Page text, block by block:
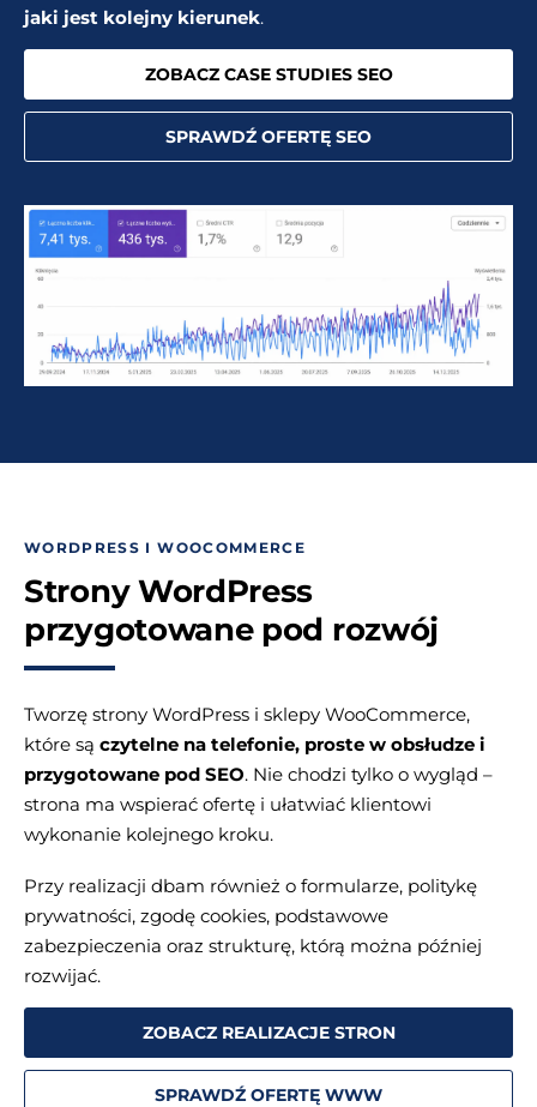
jaki jest kolejny kierunek.
ZOBACZ CASE STUDIES SEO
SPRAWDŹ OFERTĘ SEO
WORDPRESS I WOOCOMMERCE
Strony WordPress
przygotowane pod rozwój
Tworzę strony WordPress i sklepy WooCommerce,
które są czytelne na telefonie, proste w obsłudze i
przygotowane pod SEO. Nie chodzi tylko o wygląd –
strona ma wspierać ofertę i ułatwiać klientowi
wykonanie kolejnego kroku.
Przy realizacji dbam również o formularze, politykę
prywatności, zgodę cookies, podstawowe
zabezpieczenia oraz strukturę, którą można później
rozwijać.
ZOBACZ REALIZACJE STRON
SPRAWDŹ OFERTĘ WWW